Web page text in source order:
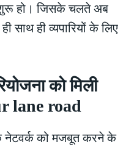
शुरू हो। जिसके चलते अब
साथ ही व्यपारियों के लिए
को मिली
lane road
नेटवर्क को मजबूत करने के